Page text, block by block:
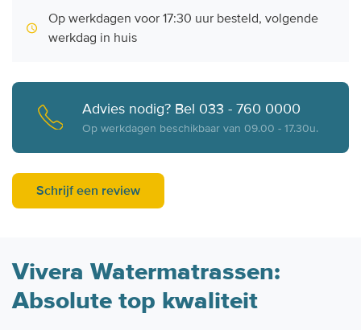
Op werkdagen voor 17:30 uur besteld, volgende
werkdag in huis
Advies nodig? Bel 033 - 760 0000
Op werkdagen beschikbaar van 09.00 - 17.30u.
Schrijf een review
Vivera Watermatrassen:
Absolute top kwaliteit